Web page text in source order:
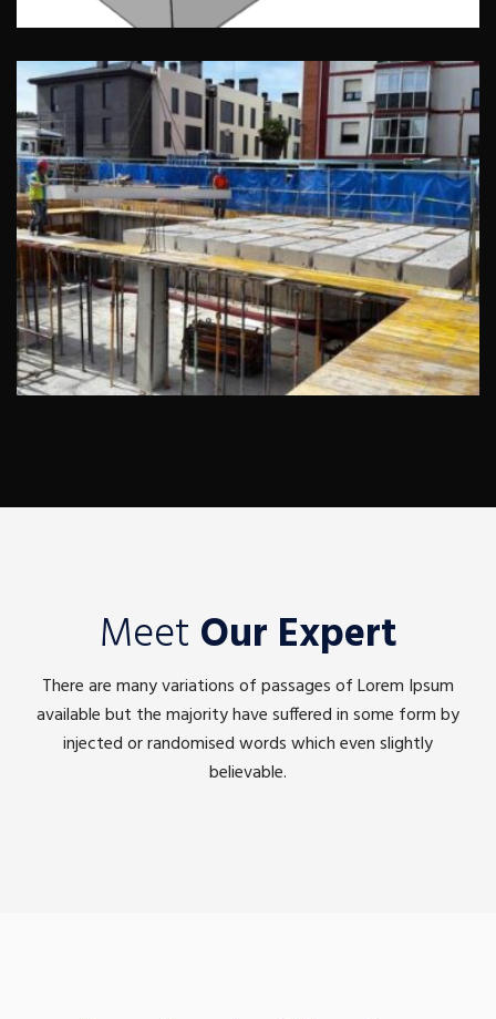
Instalación de un forjado de
prelosas en Vizcaya
Meet Our Expert
There are many variations of passages of Lorem Ipsum
available but the majority have suffered in some form by
injected or randomised words which even slightly
believable.